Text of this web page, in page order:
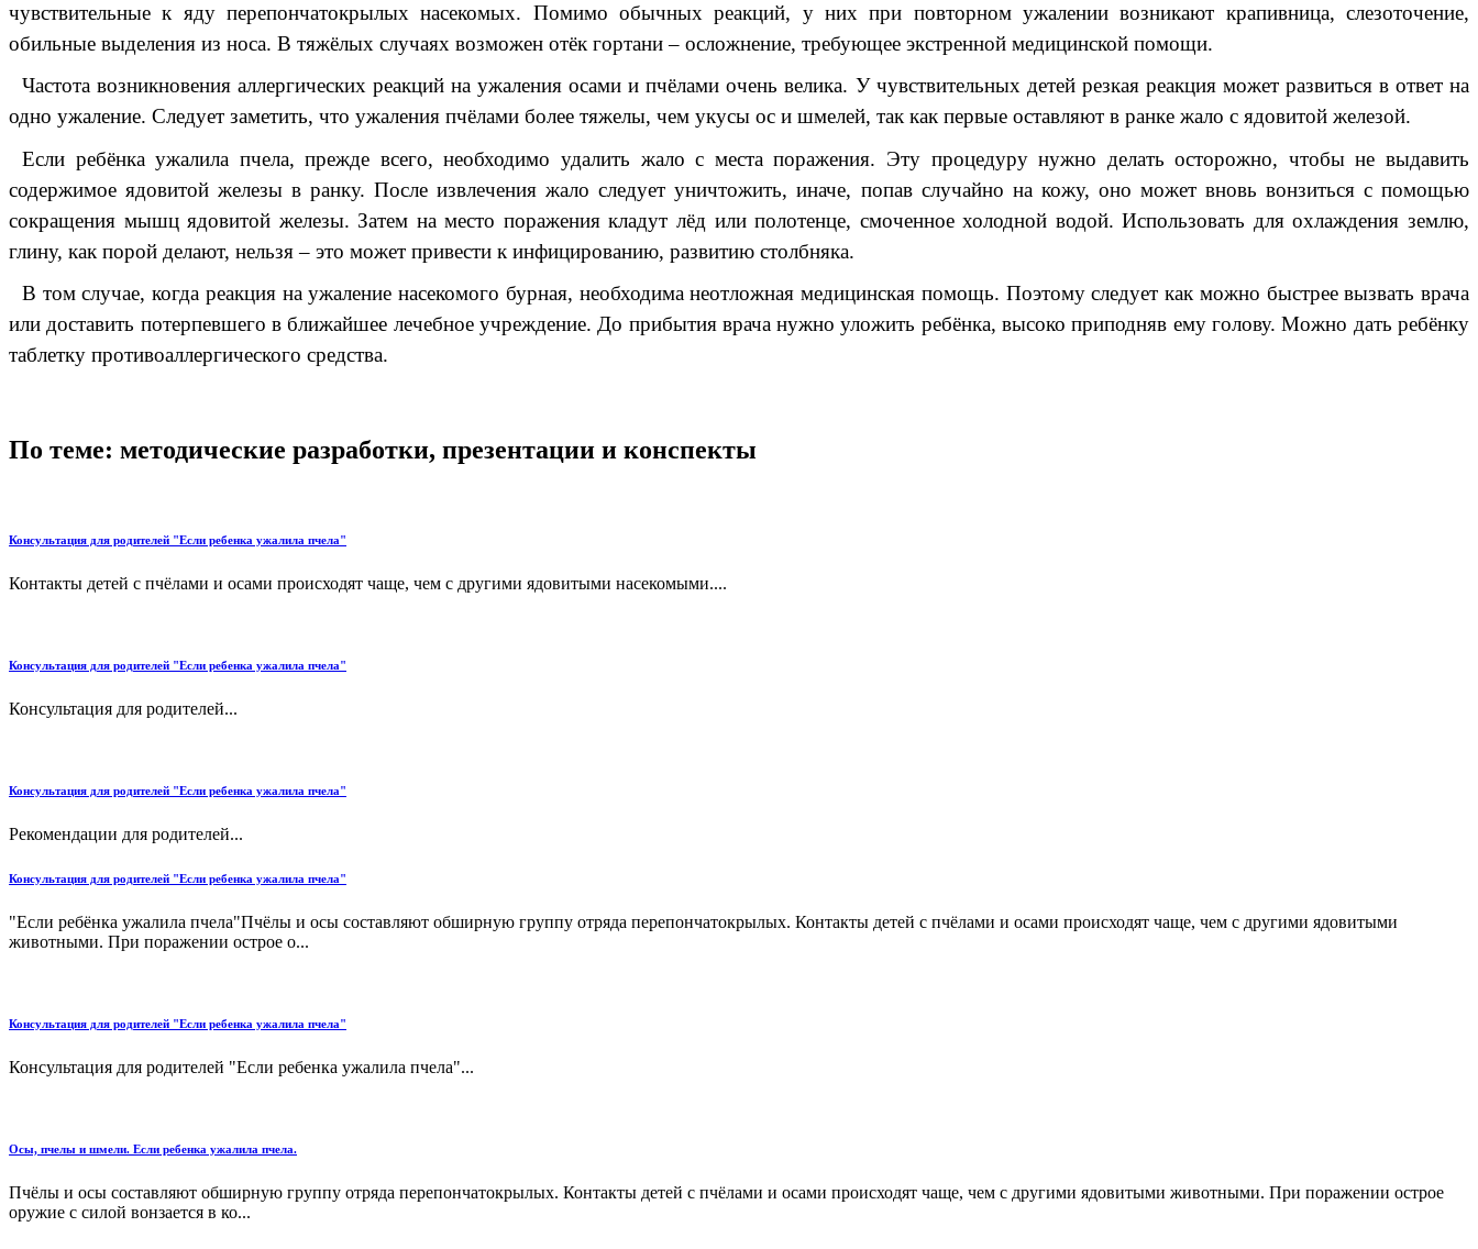
чувствительные к яду перепончатокрылых насекомых. Помимо обычных реакций, у них при повторном ужалении возникают крапивница, слезоточение,
обильные выделения из носа. В тяжёлых случаях возможен отёк гортани – осложнение, требующее экстренной медицинской помощи.
Частота возникновения аллергических реакций на ужаления осами и пчёлами очень велика. У чувствительных детей резкая реакция может развиться в ответ на
одно ужаление. Следует заметить, что ужаления пчёлами более тяжелы, чем укусы ос и шмелей, так как первые оставляют в ранке жало с ядовитой железой.
Если ребёнка ужалила пчела, прежде всего, необходимо удалить жало с места поражения. Эту процедуру нужно делать осторожно, чтобы не выдавить
содержимое ядовитой железы в ранку. После извлечения жало следует уничтожить, иначе, попав случайно на кожу, оно может вновь вонзиться с помощью
сокращения мышц ядовитой железы. Затем на место поражения кладут лёд или полотенце, смоченное холодной водой. Использовать для охлаждения землю,
глину, как порой делают, нельзя – это может привести к инфицированию, развитию столбняка.
В том случае, когда реакция на ужаление насекомого бурная, необходима неотложная медицинская помощь. Поэтому следует как можно быстрее вызвать врача
или доставить потерпевшего в ближайшее лечебное учреждение. До прибытия врача нужно уложить ребёнка, высоко приподняв ему голову. Можно дать ребёнку
таблетку противоаллергического средства.
По теме: методические разработки, презентации и конспекты
Консультация для родителей "Если ребенка ужалила пчела"
Контакты детей с пчёлами и осами происходят чаще, чем с другими ядовитыми насекомыми....
Консультация для родителей "Если ребенка ужалила пчела"
Консультация для родителей...
Консультация для родителей "Если ребенка ужалила пчела"
Рекомендации для родителей...
Консультация для родителей "Если ребенка ужалила пчела"
"Если ребёнка ужалила пчела"Пчёлы и осы составляют обширную группу отряда перепончатокрылых. Контакты детей с пчёлами и осами происходят чаще, чем с другими ядовитыми
животными. При поражении острое о...
Консультация для родителей "Если ребенка ужалила пчела"
Консультация для родителей "Если ребенка ужалила пчела"...
Осы, пчелы и шмели. Если ребенка ужалила пчела.
Пчёлы и осы составляют обширную группу отряда перепончатокрылых. Контакты детей с пчёлами и осами происходят чаще, чем с другими ядовитыми животными. При поражении острое
оружие с силой вонзается в ко...